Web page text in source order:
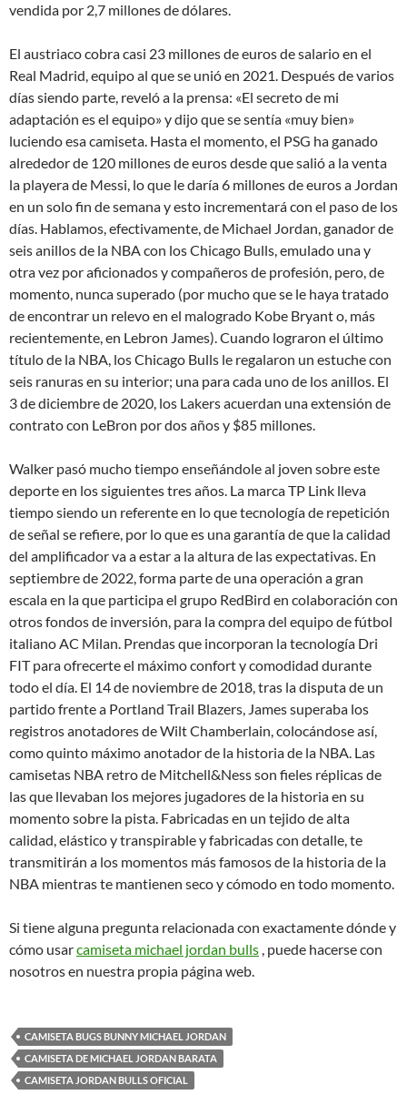
vendida por 2,7 millones de dólares.
El austriaco cobra casi 23 millones de euros de salario en el
Real Madrid, equipo al que se unió en 2021. Después de varios
días siendo parte, reveló a la prensa: «El secreto de mi
adaptación es el equipo» y dijo que se sentía «muy bien»
luciendo esa camiseta. Hasta el momento, el PSG ha ganado
alrededor de 120 millones de euros desde que salió a la venta
la playera de Messi, lo que le daría 6 millones de euros a Jordan
en un solo fin de semana y esto incrementará con el paso de los
días. Hablamos, efectivamente, de Michael Jordan, ganador de
seis anillos de la NBA con los Chicago Bulls, emulado una y
otra vez por aficionados y compañeros de profesión, pero, de
momento, nunca superado (por mucho que se le haya tratado
de encontrar un relevo en el malogrado Kobe Bryant o, más
recientemente, en Lebron James). Cuando lograron el último
título de la NBA, los Chicago Bulls le regalaron un estuche con
seis ranuras en su interior; una para cada uno de los anillos. El
3 de diciembre de 2020, los Lakers acuerdan una extensión de
contrato con LeBron por dos años y $85 millones.
Walker pasó mucho tiempo enseñándole al joven sobre este
deporte en los siguientes tres años. La marca TP Link lleva
tiempo siendo un referente en lo que tecnología de repetición
de señal se refiere, por lo que es una garantía de que la calidad
del amplificador va a estar a la altura de las expectativas. En
septiembre de 2022, forma parte de una operación a gran
escala en la que participa el grupo RedBird en colaboración con
otros fondos de inversión, para la compra del equipo de fútbol
italiano AC Milan. Prendas que incorporan la tecnología Dri
FIT para ofrecerte el máximo confort y comodidad durante
todo el día. El 14 de noviembre de 2018, tras la disputa de un
partido frente a Portland Trail Blazers, James superaba los
registros anotadores de Wilt Chamberlain, colocándose así,
como quinto máximo anotador de la historia de la NBA. Las
camisetas NBA retro de Mitchell&Ness son fieles réplicas de
las que llevaban los mejores jugadores de la historia en su
momento sobre la pista. Fabricadas en un tejido de alta
calidad, elástico y transpirable y fabricadas con detalle, te
transmitirán a los momentos más famosos de la historia de la
NBA mientras te mantienen seco y cómodo en todo momento.
Si tiene alguna pregunta relacionada con exactamente dónde y
cómo usarcamiseta michael jordan bulls , puede hacerse con
nosotros en nuestra propia página web.
CAMISETA BUGS BUNNY MICHAEL JORDAN
CAMISETA DE MICHAEL JORDAN BARATA
CAMISETA JORDAN BULLS OFICIAL